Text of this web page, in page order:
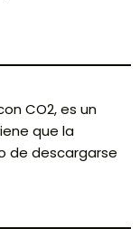
CO2, es un
que la
de descargarse